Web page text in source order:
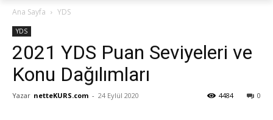
Ana Sayfa YDS
YDS
2021 YDS Puan Seviyeleri ve
Konu Dağılımları
Yazar netteKURS.com - 24 Eylül 2020 0
4484